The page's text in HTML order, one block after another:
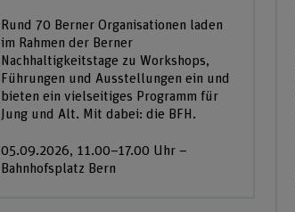
Rund 70 Berner Organisationen laden
im Rahmen der Berner
Nachhaltigkeitstage zu Workshops,
Führungen und Ausstellungen ein und
bieten ein vielseitiges Programm für
Jung und Alt. Mit dabei: die BFH.
05.09.2026, 11.00–17.00 Uhr –
Bahnhofsplatz Bern